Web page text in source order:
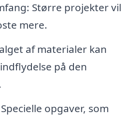
Større projekter vil
mere.
af materialer kan
på den
opgaver, som